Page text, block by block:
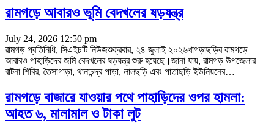
রামগড়ে আবারও ভূমি বেদখলের ষড়যন্ত্র
July 24, 2026 12:50 pm
রামগড় প্রতিনিধি, সিএইচটি নিউজশুক্রবার, ২৪ জুলাই ২০২৬খাগড়াছড়ির রামগড়ে
আবারও পাহাড়িদের জমি বেদখলের ষড়যন্ত্র শুরু হয়েছে।জানা যায়, রামগড় উপজেলার
বাটনা শিবির, তৈসাগাড়া, থানাচন্দ্র পাড়া, লালছড়ি এবং পাতাছড়ি ইউনিয়নের…
রামগড়ে বাজারে যাওয়ার পথে পাহাড়িদের ওপর হামলা:
আহত ৬, মালামাল ও টাকা লুট